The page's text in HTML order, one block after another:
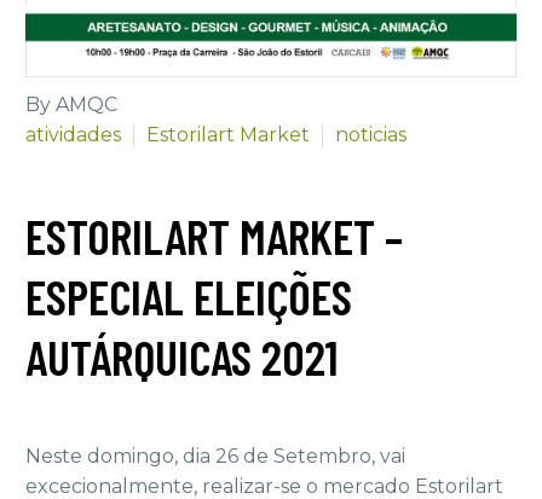
By AMQC
atividades
Estorilart Market noticias
ESTORILART MARKET –
ESPECIAL ELEIÇÕES
AUTÁRQUICAS 2021
Neste domingo, dia 26 de Setembro, vai
excecionalmente, realizar-se o mercado Estorilart